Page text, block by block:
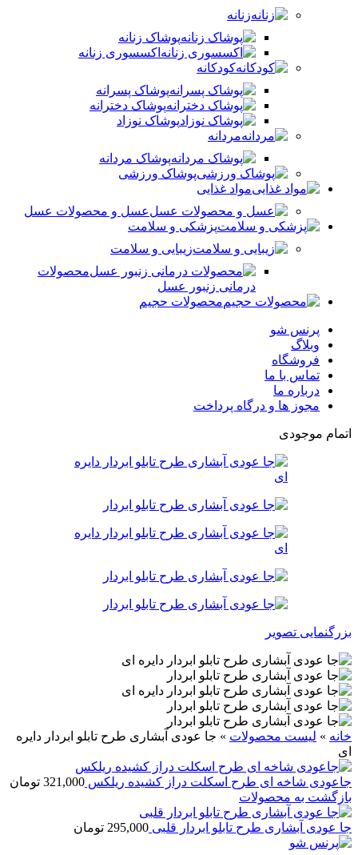
زنانه
پوشاک زنانه
اکسسوری زنانه
کودکانه
پوشاک پسرانه
پوشاک دخترانه
پوشاک نوزاد
مردانه
پوشاک مردانه
پوشاک ورزشی
مواد غذایی
عسل و محصولات عسل
پزشکی و سلامت
زیبایی و سلامت
محصولات
درمانی زنبور عسل
محصولات حجیم
پرنس شو
وبلاگ
فروشگاه
تماس با ما
درباره ما
مجوز ها و درگاه پرداخت
اتمام موجودی
بزرگنمایی تصویر
خانه » لیست محصولات » جا عودی آبشاری طرح تابلو ابردار دایره
ای
جاعودی شاخه ای طرح اسکلت دراز کشیده ریلکس 321,000 تومان
بازگشت به محصولات
جا عودی آبشاری طرح تابلو ابردار قلبی 295,000 تومان